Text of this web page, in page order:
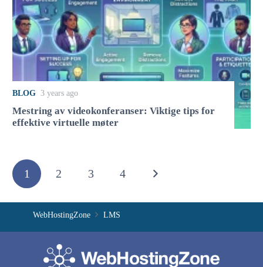
BLOG 3 years ago
Mestring av videokonferanser: Viktige tips for
effektive virtuelle møter
1 2 3 4
WebHostingZone LMS